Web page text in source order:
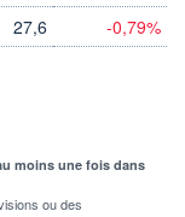
27,6 -0,79%
moins une fois dans
ou des